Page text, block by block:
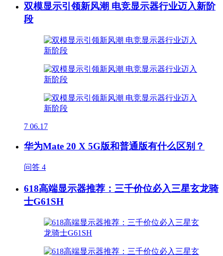
双模显示引领新风潮 电竞显示器行业迈入新阶
段
7 06.17
华为Mate 20 X 5G版和普通版有什么区别？
问答 4
618高端显示器推荐：三千价位必入三星玄龙骑
士G61SH